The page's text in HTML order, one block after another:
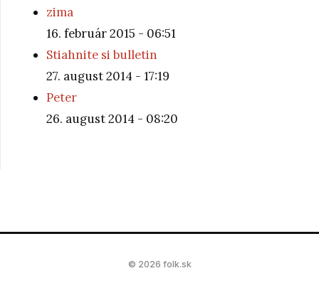
zima
16. február 2015 - 06:51
Stiahnite si bulletin
27. august 2014 - 17:19
Peter
26. august 2014 - 08:20
© 2026 folk.sk